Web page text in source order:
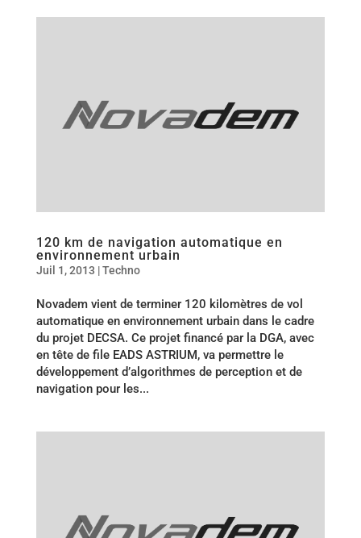
120 km de navigation automatique en
environnement urbain
Juil 1, 2013 |Techno
Novadem vient de terminer 120 kilomètres de vol
automatique en environnement urbain dans le cadre
du projet DECSA. Ce projet financé par la DGA, avec
en tête de file EADS ASTRIUM, va permettre le
développement d’algorithmes de perception et de
navigation pour les...